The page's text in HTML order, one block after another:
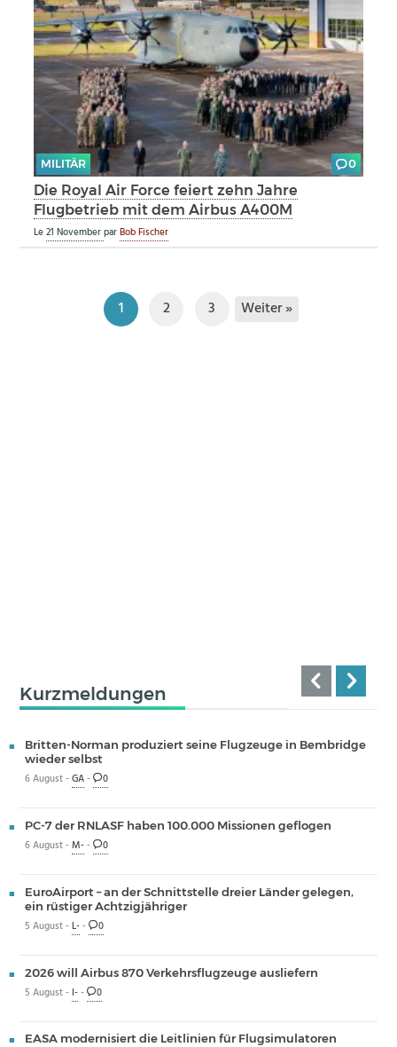
MILITÄR 0
Die Royal Air Force feiert zehn Jahre
Flugbetrieb mit dem Airbus A400M
Le21 NovemberparBob Fischer
1 2 3 Weiter »
Kurzmeldungen
Britten-Norman produziert seine Flugzeuge in Bembridge
wieder selbst
6 August -GA- 0
PC-7 der RNLASF haben 100.000 Missionen geflogen
6 August -M-- 0
EuroAirport – an der Schnittstelle dreier Länder gelegen,
ein rüstiger Achtzigjähriger
5 August -L-- 0
2026 will Airbus 870 Verkehrsflugzeuge ausliefern
5 August - I-- 0
EASA modernisiert die Leitlinien für Flugsimulatoren